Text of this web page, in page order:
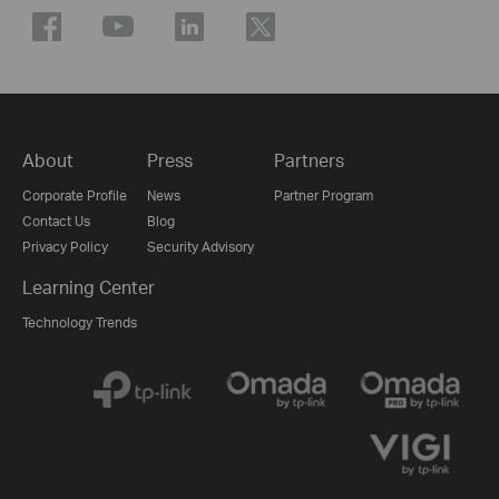
About
Corporate Profile
Contact Us
Privacy Policy
Press
News
Blog
Security Advisory
Partners
Partner Program
Learning Center
Technology Trends